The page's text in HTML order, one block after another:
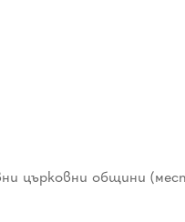
общини